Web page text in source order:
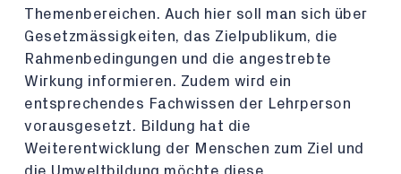
Themenbereichen. Auch hier soll man sich über
Gesetzmässigkeiten, das Zielpublikum, die
Rahmenbedingungen und die angestrebte
Wirkung informieren. Zudem wird ein
entsprechendes Fachwissen der Lehrperson
vorausgesetzt. Bildung hat die
Weiterentwicklung der Menschen zum Ziel und
die Umweltbildung möchte diese